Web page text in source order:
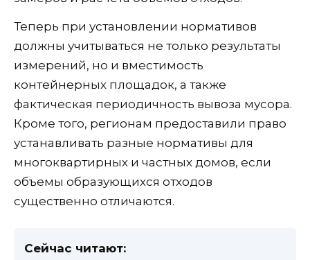
Теперь при установлении нормативов
должны учитываться не только результаты
измерений, но и вместимость
контейнерных площадок, а также
фактическая периодичность вывоза мусора.
Кроме того, регионам предоставили право
устанавливать разные нормативы для
многоквартирных и частных домов, если
объемы образующихся отходов
существенно отличаются.
Сейчас читают: